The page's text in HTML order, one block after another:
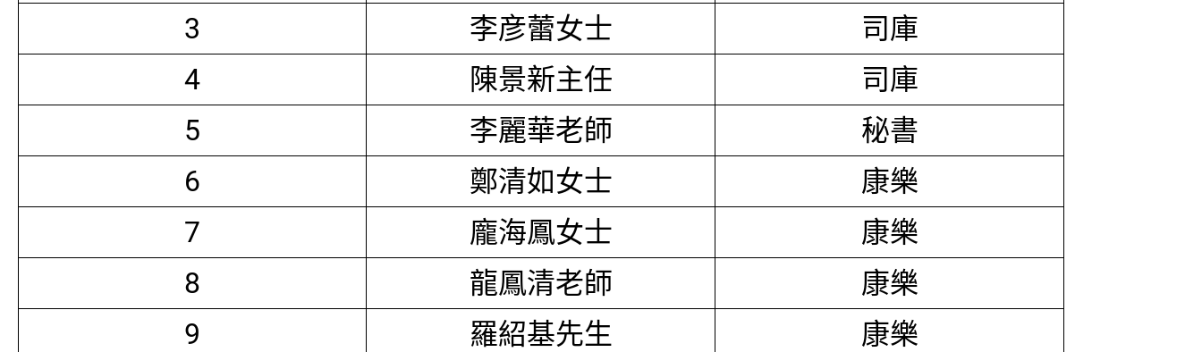
3
李彦蕾女士
司庫
4
陳景新主任
司庫
5
李麗華老師
秘書
6
鄭清如女士
康樂
7
龐海鳳女士
康樂
8
龍鳳清老師
康樂
9
羅紹基先生
康樂